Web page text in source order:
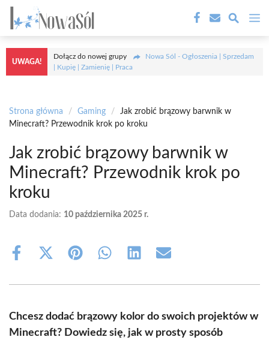
Przejdź
treści
UWAGA!
Dołącz do nowej grupy
Nowa Sól - Ogłoszenia | Sprzedam
| Kupię | Zamienię | Praca
Strona główna / Gaming /
Jak zrobić brązowy barwnik w
Minecraft? Przewodnik krok po kroku
Jak zrobić brązowy barwnik w
Minecraft? Przewodnik krok po
kroku
Data dodania: 10 października 2025 r.
Share
Share
(Twitter)
Share Share Share Share
Chcesz dodać brązowy kolor do swoich projektów w
Minecraft? Dowiedz się, jak w prosty sposób